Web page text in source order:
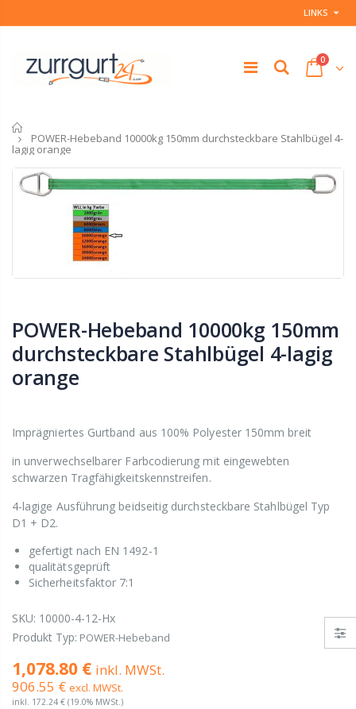
LINKS
0
POWER-Hebeband 10000kg 150mm durchsteckbare Stahlbügel 4-
lagig orange
POWER-Hebeband 10000kg 150mm
durchsteckbare Stahlbügel 4-lagig
orange
Imprägniertes Gurtband aus 100% Polyester 150mm breit
in unverwechselbarer Farbcodierung mit eingewebten
schwarzen Tragfähigkeitskennstreifen.
4-lagige Ausführung beidseitig durchsteckbare Stahlbügel Typ
D1 + D2.
gefertigt nach EN 1492-1
qualitätsgeprüft
Sicherheitsfaktor 7:1
SKU: 10000-4-12-Hx
Produkt Typ: POWER-Hebeband
1,078.80 € inkl. MWSt.
906.55 € excl. MWSt.
inkl. 172.24 € (19.0% MWSt.)